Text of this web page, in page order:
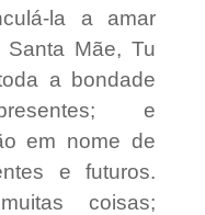
la a amar
Mãe, Tu
a bondade
e
em nome de
e futuros.
coisas;